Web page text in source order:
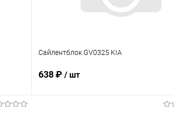
Сайлентблок GV0325 KIA
638 ₽ / шт